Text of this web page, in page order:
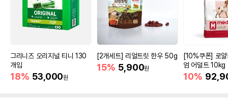
그리니즈 오리지널 티니 130
개입
18% 53,000원
[2개세트] 리얼트릿 한우 50g
15% 5,900원
[10%쿠폰] 로
엄 어덜트 10kg
증진
10%